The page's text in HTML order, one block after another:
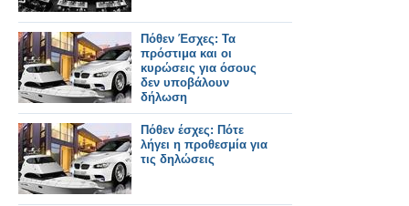
Πόθεν Έσχες: Τα
πρόστιμα και οι
κυρώσεις για όσους
δεν υποβάλουν
δήλωση
Πόθεν έσχες: Πότε
λήγει η προθεσμία για
τις δηλώσεις